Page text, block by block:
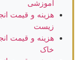
آموزشی
هزینه و قیمت
زیست
هزینه و قیمت
خاک